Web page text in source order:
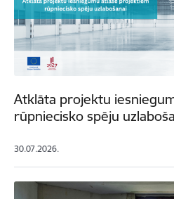
Atklāta projektu
rūpniecisko spēju
30.07.2026.